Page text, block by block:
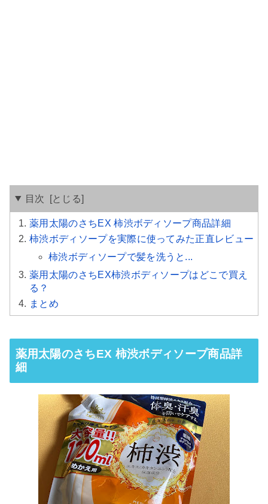
目次
薬用太陽のさちEX 柿渋ボディソープ商品詳細
柿渋ボディソープを実際に使ってみた正直レビュー
柿渋ボディソープで髪を洗うと...
薬用太陽のさちEX柿渋ボディソープはどこで買え
る？
まとめ
薬用太陽のさちEX 柿渋ボディソープ商品詳
細